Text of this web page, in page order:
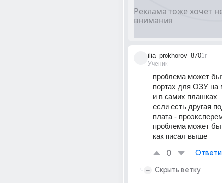
ilia_prokhorov_870
Ученик
1г
проблема может
портах для ОЗУ на
и в самих плашках
если есть другая
плата -
проблема может
как писал выше
0
Скрыть ветку